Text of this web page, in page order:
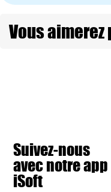
Vous
Suivez-nous
avec notre app
iSoft